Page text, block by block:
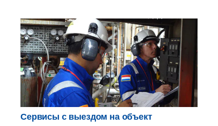
Сервисы с выездом на объект